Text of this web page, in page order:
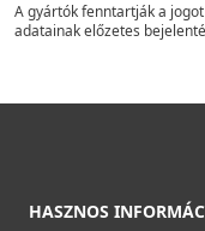
A gyártók fenntartják a
adatainak előzetes
HASZNOS